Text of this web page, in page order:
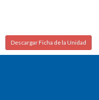
Descargar Ficha de la Unidad